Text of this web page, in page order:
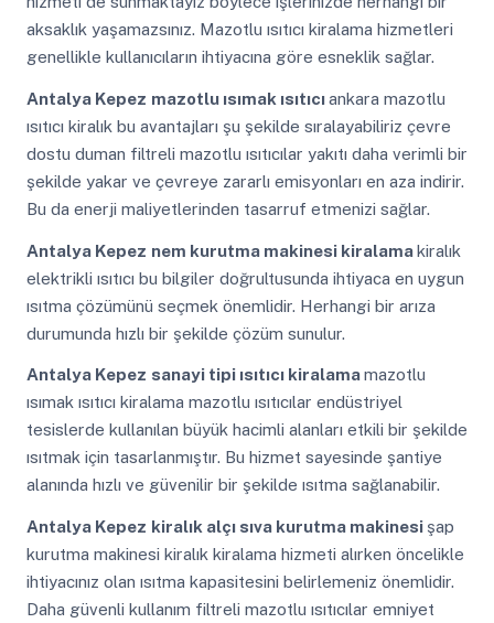
aksaklık yaşamazsınız. Mazotlu ısıtıcı kiralama hizmetleri
genellikle kullanıcıların ihtiyacına göre esneklik sağlar.
Antalya Kepez mazotlu ısımak ısıtıcıankara mazotlu
ısıtıcı kiralık bu avantajları şu şekilde sıralayabiliriz çevre
dostu duman filtreli mazotlu ısıtıcılar yakıtı daha verimli bir
şekilde yakar ve çevreye zararlı emisyonları en aza indirir.
Bu da enerji maliyetlerinden tasarruf etmenizi sağlar.
Antalya Kepez nem kurutma makinesi kiralamakiralık
elektrikli ısıtıcı bu bilgiler doğrultusunda ihtiyaca en uygun
ısıtma çözümünü seçmek önemlidir. Herhangi bir arıza
durumunda hızlı bir şekilde çözüm sunulur.
Antalya Kepez sanayi tipi ısıtıcı kiralamamazotlu
ısımak ısıtıcı kiralama mazotlu ısıtıcılar endüstriyel
tesislerde kullanılan büyük hacimli alanları etkili bir şekilde
ısıtmak için tasarlanmıştır. Bu hizmet sayesinde şantiye
alanında hızlı ve güvenilir bir şekilde ısıtma sağlanabilir.
Antalya Kepez kiralık alçı sıva kurutma makinesi şap
kurutma makinesi kiralık kiralama hizmeti alırken öncelikle
ihtiyacınız olan ısıtma kapasitesini belirlemeniz önemlidir.
Daha güvenli kullanım filtreli mazotlu ısıtıcılar emniyet